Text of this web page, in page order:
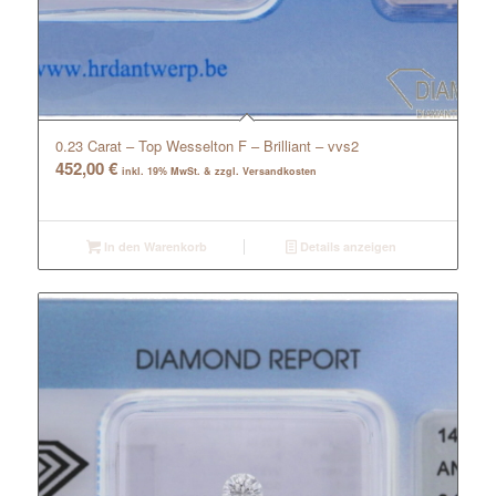
0.23 Carat – Top Wesselton F – Brilliant – vvs2
452,00€ inkl. 19% MwSt. & zzgl. Versandkosten
In den Warenkorb Details anzeigen